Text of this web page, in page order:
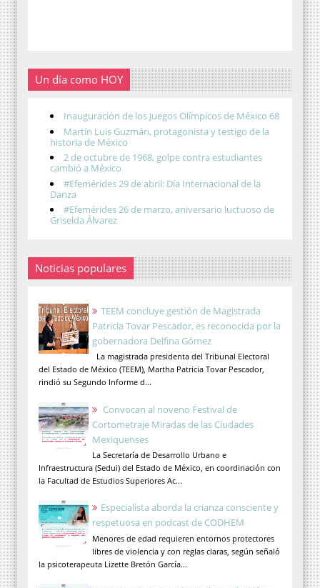
Un día como HOY
Inauguración de los Juegos Olímpicos de México 68
Martín Luis Guzmán, protagonista y testigo de la
historia de México
2 de octubre de 1968, golpe contra estudiantes
cambió a México
#Efemérides 29 de abril: Día Internacional de la
Danza
#Efemérides 26 de marzo, aniversario luctuoso de
Griselda Álvarez
Noticias populares
TEEM concluye gestión de Magistrada
Patricia Tovar Pescador, es reconocida por la
gobernadora Delfina Gómez
La magistrada presidenta del Tribunal Electoral
del Estado de México (TEEM), Martha Patricia Tovar Pescador,
rindió su Segundo Informe d...
Convocan al noveno Festival de
Cortometraje Miradas de las Ciudades
Mexiquenses
La Secretaría de Desarrollo Urbano e
Infraestructura (Sedui) del Estado de México, en coordinación con
la Facultad de Estudios Superiores Ac...
Especialista aborda la crianza consciente y
respetuosa en podcast de CODHEM
Menores de edad requieren entornos protectores
libres de violencia y con reglas claras, según señaló
la psicoterapeuta Lizette Bretón García...